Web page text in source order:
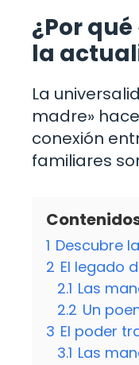
¿Por
la
La
madre»
conexión
familiares
1 Descubre
2 El legado
2.1 Las
2.2 Un
3 El poder
3.1 Las